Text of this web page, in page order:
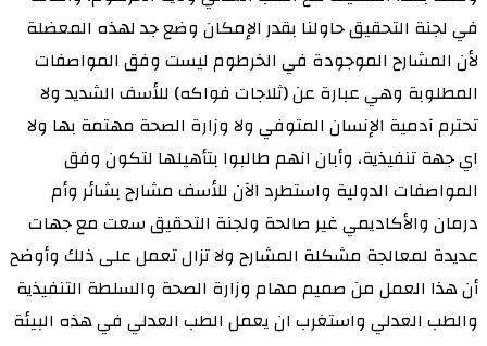
في لجنة التحقيق حاولنا بقدر الإمكان وضع جد لهذه المعضلة
لأن المشارح الموجودة في الخرطوم ليست وفق المواصفات
المطلوبة وهي عبارة عن (ثلاجات فواكه) للأسف الشديد ولا
تحترم آدمية الإنسان المتوفي ولا وزارة الصحة مهتمة بها ولا
اي جهة تنفيذية، وأبان انهم طالبوا بتأهيلها لتكون وفق
المواصفات الدولية واستطرد الآن للأسف مشارح بشائر وأم
درمان والأكاديمي غير صالحة ولجنة التحقيق سعت مع جهات
عديدة لمعالجة مشكلة المشارح ولا تزال تعمل على ذلك وأوضح
أن هذا العمل من صميم مهام وزارة الصحة والسلطة التنفيذية
والطب العدلي واستغرب ان يعمل الطب العدلي في هذه البيئة